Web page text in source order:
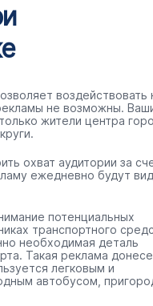
воздействовать
не возможны.
жители центра
охват аудитории за
ежедневно будут
потенциальных
транспортного
необходимая деталь
Такая реклама
легковым и
автобусом,